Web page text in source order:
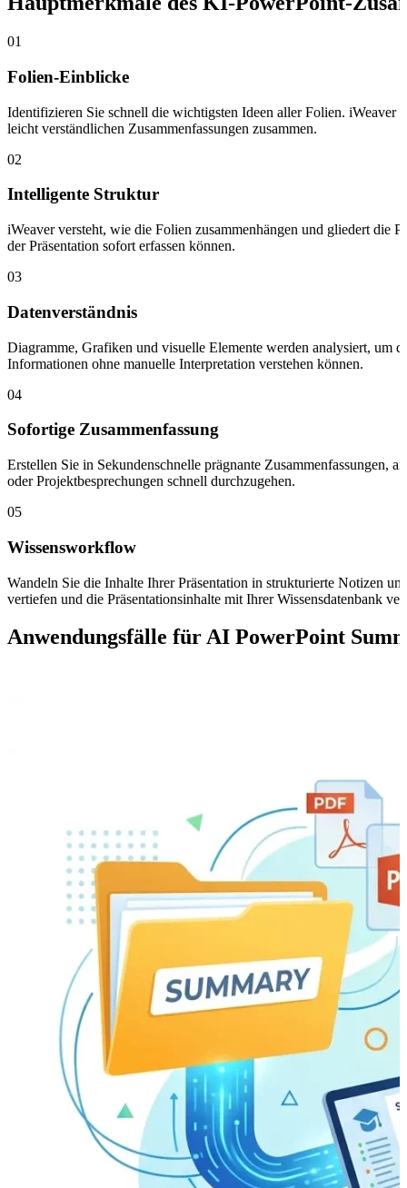
01
Folien-Einblicke
Identifizieren Sie schnell die wichtigsten Ideen aller Folien. iWeaver
leicht verständlichen Zusammenfassungen zusammen.
02
Intelligente Struktur
iWeaver versteht, wie die Folien zusammenhängen und gliedert die
der Präsentation sofort erfassen können.
03
Datenverständnis
Diagramme, Grafiken und visuelle Elemente werden analysiert, um
Informationen ohne manuelle Interpretation verstehen können.
04
Sofortige Zusammenfassung
Erstellen Sie in Sekundenschnelle prägnante Zusammenfassungen,
oder Projektbesprechungen schnell durchzugehen.
05
Wissensworkflow
Wandeln Sie die Inhalte Ihrer Präsentation in strukturierte Notizen
vertiefen und die Präsentationsinhalte mit Ihrer Wissensdatenbank
Anwendungsfälle für AI PowerPoint